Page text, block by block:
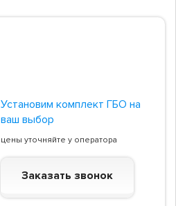
Установим комплект ГБО на
ваш выбор
цены уточняйте у оператора
Заказать звонок